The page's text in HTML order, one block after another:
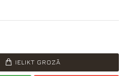
IELIKT GROZĀ